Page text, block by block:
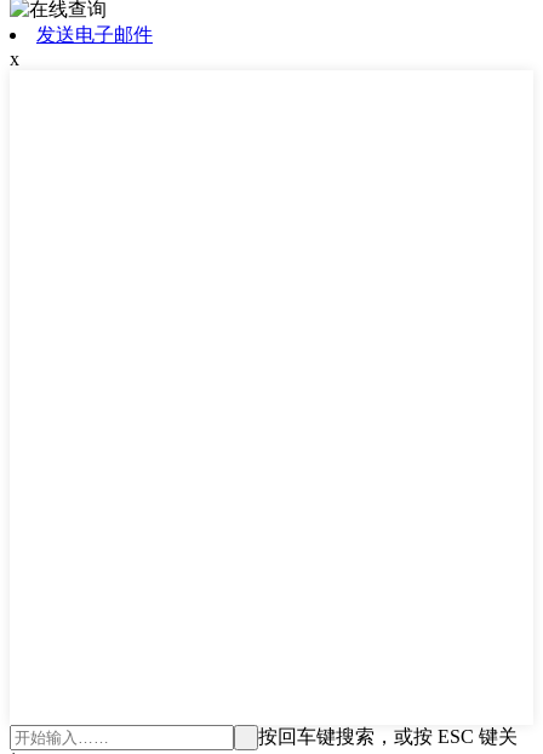
发送电子邮件
x
按回车键搜索，或按 ESC 键关